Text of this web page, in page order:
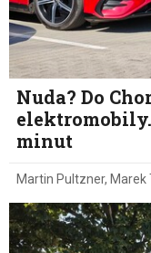
Nuda? Do
minut
Martin Pultzner, Marek